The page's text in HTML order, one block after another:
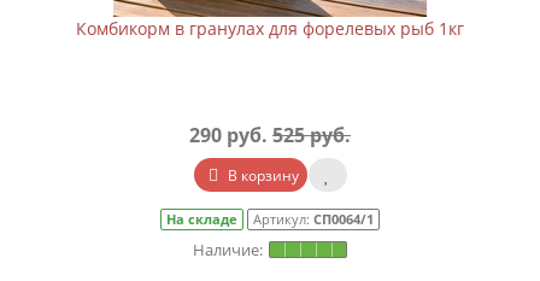
Комбикорм в гранулах для форелевых рыб 1кг
290 руб. 525 руб.
В корзину
На складе Артикул: СП0064/1